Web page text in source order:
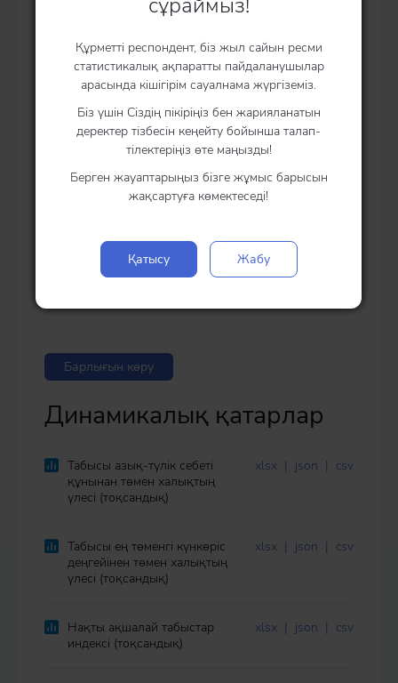
Қазақстан Республикасы
негізгі көрсеткіштері (2026 жылғы I
токсан)
Қазақстан Республикасы
халқының табыстары мен
шығыстары (I тоқсан 2026ж)
26.06.2026
Қазақстан Республикасы үй
шаруашылықтарының шығыстары
Қазақстан Республикасының үй
26.06.2026
Барлығын көру
Динамикалық қатарлар
Табысы азық-түлік себеті
құнынан төмен халықтың
үлесі (тоқсандық)
xlsx | json | csv
Табысы ең төменгі күнкөріс
деңгейінен төмен халықтың
үлесі (тоқсандық)
xlsx | json | csv
Нақты ақшалай табыстар
индексі (тоқсандық)
xlsx | json | csv
Құрметті респондент, біз жыл сайын ресми
статистикалық ақпаратты пайдаланушылар
арасында кішігірім сауалнама жүргіземіз.
Біз үшін Сіздің пікіріңіз бен жарияланатын
деректер тізбесін кеңейту бойынша талап-
тілектеріңіз өте маңызды!
Берген жауаптарыңыз бізге жұмыс барысын
жақсартуға көмектеседі!
Қатысу Жабу